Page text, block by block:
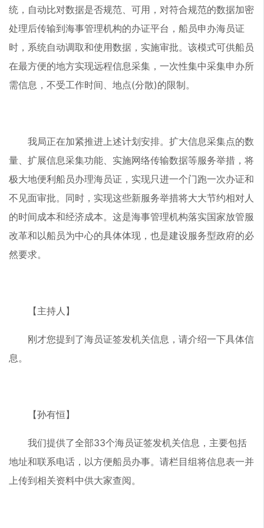
统，自动比对数据是否规范、可用，对符合规范的数据加密
处理后传输到海事管理机构的办证平台，船员申办海员证
时，系统自动调取和使用数据，实施审批。该模式可供船员
在最方便的地方实现远程信息采集，一次性集中采集申办所
需信息，不受工作时间、地点(分散)的限制。
我局正在加紧推进上述计划安排。扩大信息采集点的数
量、扩展信息采集功能、实施网络传输数据等服务举措，将
极大地便利船员办理海员证，实现只进一个门跑一次办证和
不见面审批。同时，实现这些新服务举措将大大节约相对人
的时间成本和经济成本。这是海事管理机构落实国家放管服
改革和以船员为中心的具体体现，也是建设服务型政府的必
然要求。
【主持人】
刚才您提到了海员证签发机关信息，请介绍一下具体信
息。
【孙有恒】
我们提供了全部33个海员证签发机关信息，主要包括
地址和联系电话，以方便船员办事。请栏目组将信息表一并
上传到相关资料中供大家查阅。